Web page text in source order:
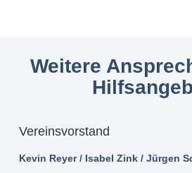
Weitere
Vereinsvorstand
Kevin Reyer / Isabel Zink / Jürgen